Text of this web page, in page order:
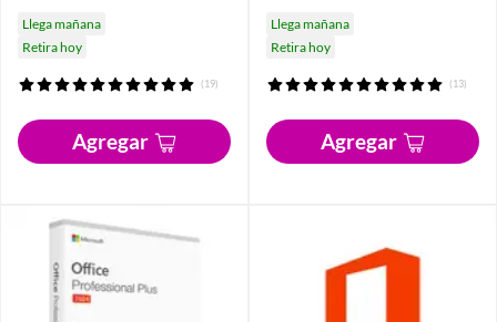
Llega mañana
Retira hoy
(19)
Agregar
Llega mañana
Retira hoy
(13)
Agregar